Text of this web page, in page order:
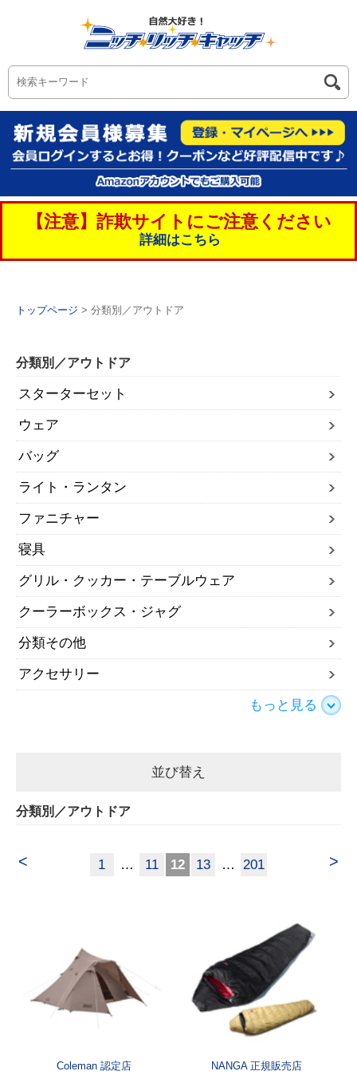
【注意】詐欺サイトにご注意ください
詳細はこちら
トップページ > 分類別／アウトドア
分類別／アウトドア
スターターセット
ウェア
バッグ
ライト・ランタン
ファニチャー
寝具
グリル・クッカー・テーブルウェア
クーラーボックス・ジャグ
分類その他
アクセサリー
もっと見る
並び替え
分類別／アウトドア
< >
1 … 11 12 13 … 201
Coleman 認定店 NANGA 正規販売店